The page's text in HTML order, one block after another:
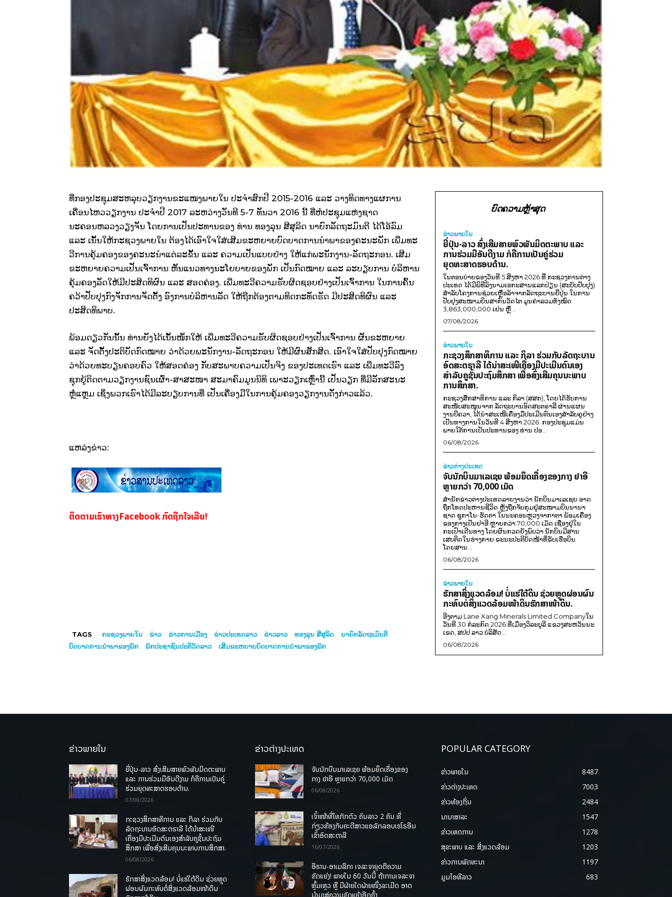
ທີ່ກອງປະຊຸມສະຫລຸບວຽກງານຂະແໜງພາຍໃນ ປະຈຳສົກປີ 2015-2016 ແລະ ວາງທິດທາງແຜການ
ເຄື່ອນໄຫວວຽກງານ ປະຈຳປີ 2017 ລະຫວ່າງວັນທີ 5-7 ທັນວາ 2016 ນີ້ ທີ່ຫໍປະຊຸມແຫ່ງຊາດ
ນະຄອນຫລວງວຽງຈັນ ໂດຍການເປັນປະທານຂອງ ທ່ານ ທອງລຸນ ສີສຸລິດ ນາຍົກລັດຖະມົນຕີ ໄດ້ໂອ້ລົມ
ແລະ ເນັ້ນໃຫ້ກະຊວງພາຍໃນ ຕ້ອງໄດ້ເອົາໃຈໃສ່ເສີມຂະຫຍາຍບົດບາດການນຳພາຂອງຄະນະພັກ ເພີ່ມທະ
ວີການຄຸ້ມຄອງຂອງຄະນະນຳແຕ່ລະຂັ້ນ ແລະ ຄວາມເປັນແບບຢ່າງ ໃຫ້ແກ່ພະນັກງານ-ລັດຖະກອນ. ເສີມ
ຂະຫຍາຍຄວາມເປັນເຈົ້າການ ຫັນແນວທາງນະໂຍບາຍຂອງພັກ ເປັນກົດໝາຍ ແລະ ລະບຽບການ ບໍລິຫານ
ຄຸ້ມຄອງລັດໃຫ້ມີປະສິດທິຜົນ ແລະ ສອດຄ່ອງ. ເພີ່ມທະວີຄວາມຮັບຜິດຊອບຢ່າງເປັນເຈົ້າການ ໃນການຄົ້ນ
ຄວ້າປັບປຸງກົງຈັກການຈັດຕັ້ງ ອົງການບໍລິຫານລັດ ໃຫ້ຖືກຕ້ອງຕາມທິດກະທັດຮັດ ມີປະສິດທິຜົນ ແລະ
ປະສິດທິພາບ.
ພ້ອມດຽວກັນນັ້ນ ທ່ານຍັງໄດ້ເນັ້ນໜັກໃຫ້ ເພີ່ມທະວີຄວາມຮັບຜິດຊອບຢ່າງເປັນເຈົ້າການ ຜັນຂະຫຍາຍ
ແລະ ຈັດຕັ້ງປະຕິບັດກົດໝາຍ ວ່າດ້ວຍພະນັກງານ-ລັດຖະກອນ ໃຫ້ມີຜົນສັກສິດ. ເອົາໃຈໃສ່ປັບປຸງກົດໝາຍ
ວ່າດ້ວຍທະບຽນຄອບຄົວ ໃຫ້ສອດຄ່ອງ ກັບສະພາບຄວາມເປັນຈິງ ຂອງປະເທດເຮົາ ແລະ ເພີ່ມທະວີລົງ
ຊຸກຍູ້ຕິດຕາມວຽກງານຊົນເຜົ່າ-ສາສະໜາ ສະມາຄົມມູນນິທິ ເພາະວຽກເຫຼົ່ານີ້ ເປັນວຽກ ທີ່ມີລັກສະນະ
ຫຼໍ່ແຫຼມ ເຊິ່ງພວກເຮົາໄດ້ມີລະບຽບການທີ່ ເປັນເຄື່ອງມືໃນການຄຸ້ມຄອງວຽກງານດັ່ງກ່າວແລ້ວ.
ແຫລ່ງຂ່າວ:
ຕິດຕາມເຮົາທາງFacebook ກົດຖືກໃຈເລີຍ!
TAGS ກະຊວງພາຍໃນ ຂ່າວ ຂ່າວການເມືອງ ຂ່າວປະເທດລາວ ຂ່າວລາວ ທອງລຸນ ສີສຸລິດ
ນາຍົກລັດຖະມົນຕີ
ບົດບາດການນຳພາຂອງພັກ
ພັກປະຊາຊົນປະຕິວັດລາວ ເສີມຂະຫຍາຍບົດບາດການນຳພາຂອງພັກ
ບົດຄວາມຫຼ້າສຸດ
ຂ່າວພາຍ​ໃນ
ຍີ່ປຸ່ນ-ລາວ ສົ່ງເສີມສາຍພົວພັນມິດຕະພາບ ແລະ
ການຮ່ວມມືອັນດີງາມ ກໍຄືການເປັນຄູ່ຮ່ວມ
ຍຸດທະສາດຮອບດ້ານ.
ໃນຕອນບ່າຍຂອງວັນທີ 5 ສິງຫາ 2026 ທີ່ ກະຊວງການຕ່າງ
ປະເທດ ໄດ້ມີພິທີລົງນາມເອກະສານແລກປ່ຽນ (ສະບັບປັບປຸງ)
ສໍາລັບໂຄງການຊ່ວຍເຫຼືອລ້າຈາກລັດຖະບານຍີ່ປຸ່ນ ໃນການ
ປັບປຸງສະໜາມບິນສາກົນວັດໄຕ ມູນຄ່າລວມທັງໝົດ
3,863,000,000 ເຢນ ຫຼື...
07/08/2026
ຂ່າວພາຍ​ໃນ
ກະຊວງສຶກສາທິການ ແລະ ກິລາ ຮ່ວມກັບລັດຖະບານ
ອົດສະຕຣາລີ ໄດ້ນຳສະເໜີເຄື່ອງມືປະເມີນຕົນເອງ
ສຳລັບຄູຊັ້ນປະຖົມສຶກສາ ເພື່ອສົ່ງເສີມຄຸນນະພາບ
ການສຶກສາ.
ກະຊວງສຶກສາທິການ ແລະ ກິລາ (ສສກ), ໂດຍໄດ້ຮັບການ
ສະໜັບສະໜູນຈາກ ລັດຖະບານອົດສະຕຣາລີ ຜ່ານແຜນ
ງານບີຄວາ, ໄດ້ນຳສະເໜີເຄື່ອງມືປະເມີນຕົນເອງສຳລັບຄູຢ່າງ
ເປັນທາງການໃນວັນທີ 4 ສິງຫາ 2026. ກອງປະຊຸມແມ່ນ
ພາຍໃຕ້ການເປັນປະທານຂອງ ທ່ານ ປອ...
06/08/2026
ຂ່າວຕ່າງປະເທດ
ຈັບນັກບິນມາເລເຊຍ ພ້ອມຍຶດເຄື່ອງຂອງກາງ ຢາອີ
ຫຼາຍກວ່າ 70,000 ເມັດ
ສຳນັກຂ່າວຕ່າງປະເທດລາຍງານວ່າ ນັກບິນມາເລເຊຍ ອາດ
ຖືກໂທດປະຫານຊີວິດ ຫຼັງຖືກຈັບກຸມຢູ່ສະໜາມບິນນານາ
ຊາດ ຊູກາໂນ-ຮັດຕາ ໃນນະຄອນຫຼວງຈາກາຕາ ພ້ອມເຄື່ອງ
ຂອງກາງເປັນຢາອີ ຫຼາຍກວ່າ 70,000 ເມັດ ເຊື່ອງຢູ່ໃນ
ກະເປົາເດີນທາງ ໂດຍຜົນກວດຍັງພົບວ່າ ນັກບິນມີສານ
ເສບຕິດໃນຮ່າງກາຍ ຂະນະປະຕິບັດໜ້າທີ່ຂັບເຮືອບິນ
ໂດຍສານ...
06/08/2026
ຂ່າວພາຍ​ໃນ
ຮັກສາສິ່ງແວດລ້ອມ! ບໍ່ແຮ່ໃຕ້ດິນ ຊ່ວຍຫຼຸດຜ່ອນຜົນ
ກະທົບຕໍ່ສິ່ງແວດລ້ອມໜ້າດິນຮັກສາໜ້າດິນ.
ອີງຕາມ Lane Xang Minerals Limited Companyໃນ
ວັນທີ 30 ກໍລະກົດ 2026 ທີ່ເມືອງວິລະບູລີ ແຂວງສະຫວັນນະ
ເຂດ, ສປປ ລາວ ບໍລິສັດ...
06/08/2026
ຂ່າວພາຍໃນ
ຍີ່ປຸ່ນ-ລາວ ສົ່ງເສີມສາຍພົວພັນມິດຕະພາບ
ແລະ ການຮ່ວມມືອັນດີງາມ ກໍຄືການເປັນຄູ່
ຮ່ວມຍຸດທະສາດຮອບດ້ານ.
07/08/2026
ກະຊວງສຶກສາທິການ ແລະ ກິລາ ຮ່ວມກັບ
ລັດຖະບານອົດສະຕຣາລີ ໄດ້ນຳສະເໜີ
ເຄື່ອງມືປະເມີນຕົນເອງສຳລັບຄູຊັ້ນປະຖົມ
ສຶກສາ ເພື່ອສົ່ງເສີມຄຸນນະພາບການສຶກສາ.
06/08/2026
ຮັກສາສິ່ງແວດລ້ອມ! ບໍ່ແຮ່ໃຕ້ດິນ ຊ່ວຍຫຼຸດ
ຜ່ອນຜົນກະທົບຕໍ່ສິ່ງແວດລ້ອມໜ້າດິນ
ຂ່າວຕ່າງປະເທດ
ຈັບນັກບິນມາເລເຊຍ ພ້ອມຍຶດເຄື່ອງຂອງ
ກາງ ຢາອີ ຫຼາຍກວ່າ 70,000 ເມັດ
06/08/2026
ເຈົ້າໜ້າທີ່ໄທກັກຕົວ ຄົນລາວ 2 ຄົນ ທີ່
ກ່ຽວຂ້ອງກັບຄະດີສາວແອລັກລອບເຮໂຣອີນ
ເຂົ້າອົດສະຕາລີ
16/07/2026
ອີຣານ-ອາເມລິກາ ເຈລະຈາຍຸດຕິຄວາມ
ຂັດແຍ່ງ! ພາຍໃນ 60 ວັນນີ້ ຖ້າການເຈລະຈາ
ຫຼົ້ມເຫຼວ ຫຼື ມີຝ່າຍໃດຝ່າຍໜຶ່ງລະເມີດ ອາດ
ນໍາມາສູ່ຄວາມຂັດແຍ້ງອີກຄັ້ງ
POPULAR CATEGORY
ຂ່າວພາຍ​ໃນ
8487
ຂ່າວຕ່າງປະເທດ
7003
ຂ່າວທ້ອງຖິ່ນ
2484
ນານາສາລະ
1547
ຂ່າວເຫດການ
1278
ສຸຂະພາບ ແລະ ສີ່ງແວດລ້ອມ
1203
ຂ່າວການພັດທະນາ
1197
ມູມໄອທີລາວ
683